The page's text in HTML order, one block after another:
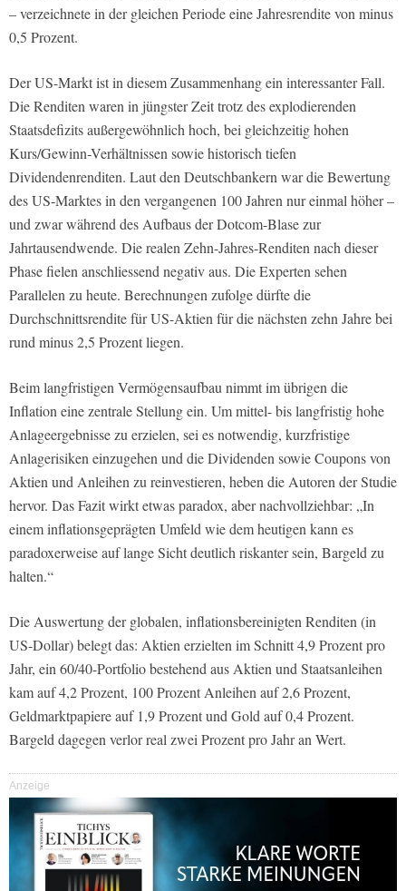
– verzeichnete in der gleichen Periode eine Jahresrendite von minus
0,5 Prozent.
Der US-Markt ist in diesem Zusammenhang ein interessanter Fall.
Die Renditen waren in jüngster Zeit trotz des explodierenden
Staatsdefizits außergewöhnlich hoch, bei gleichzeitig hohen
Kurs/Gewinn-Verhältnissen sowie historisch tiefen
Dividendenrenditen. Laut den Deutschbankern war die Bewertung
des US-Marktes in den vergangenen 100 Jahren nur einmal höher –
und zwar während des Aufbaus der Dotcom-Blase zur
Jahrtausendwende. Die realen Zehn-Jahres-Renditen nach dieser
Phase fielen anschliessend negativ aus. Die Experten sehen
Parallelen zu heute. Berechnungen zufolge dürfte die
Durchschnittsrendite für US-Aktien für die nächsten zehn Jahre bei
rund minus 2,5 Prozent liegen.
Beim langfristigen Vermögensaufbau nimmt im übrigen die
Inflation eine zentrale Stellung ein. Um mittel- bis langfristig hohe
Anlageergebnisse zu erzielen, sei es notwendig, kurzfristige
Anlagerisiken einzugehen und die Dividenden sowie Coupons von
Aktien und Anleihen zu reinvestieren, heben die Autoren der Studie
hervor. Das Fazit wirkt etwas paradox, aber nachvollziehbar: „In
einem inflationsgeprägten Umfeld wie dem heutigen kann es
paradoxerweise auf lange Sicht deutlich riskanter sein, Bargeld zu
halten.“
Die Auswertung der globalen, inflationsbereinigten Renditen (in
US-Dollar) belegt das: Aktien erzielten im Schnitt 4,9 Prozent pro
Jahr, ein 60/40-Portfolio bestehend aus Aktien und Staatsanleihen
kam auf 4,2 Prozent, 100 Prozent Anleihen auf 2,6 Prozent,
Geldmarktpapiere auf 1,9 Prozent und Gold auf 0,4 Prozent.
Bargeld dagegen verlor real zwei Prozent pro Jahr an Wert.
Anzeige